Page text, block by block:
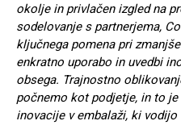
okolje in privlačen izgled na
sodelovanje s partnerjema,
ključnega pomena pri
enkratno uporabo in uvedbi
obsega. Trajnostno
počnemo kot podjetje, in to
inovacije v embalaži, ki